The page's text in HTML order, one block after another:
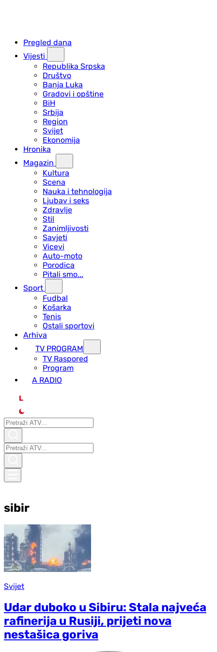
Pregled dana
Vijesti
Republika Srpska
Društvo
Banja Luka
Gradovi i opštine
BiH
Srbija
Region
Svijet
Ekonomija
Hronika
Magazin
Kultura
Scena
Nauka i tehnologija
Ljubav i seks
Zdravlje
Stil
Zanimljivosti
Savjeti
Vicevi
Auto-moto
Porodica
Pitali smo...
Sport
Fudbal
Košarka
Tenis
Ostali sportovi
Arhiva
TV PROGRAM
ТV Raspored
Program
A RADIO
L
sibir
Svijet
Udar duboko u Sibiru: Stala najveća
rafinerija u Rusiji, prijeti nova
nestašica goriva